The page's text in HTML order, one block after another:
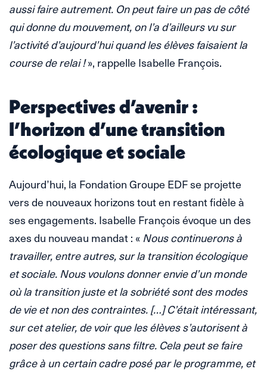
aussi faire autrement. On peut faire un pas de côté
qui donne du mouvement, on l’a d’ailleurs vu sur
l’activité d’aujourd’hui quand les élèves faisaient la
course de relai !», rappelle Isabelle François.
Perspectives d’avenir :
l’horizon d’une transition
écologique et sociale
Aujourd’hui, la Fondation Groupe EDF se projette
vers de nouveaux horizons tout en restant fidèle à
ses engagements. Isabelle François évoque un des
axes du nouveau mandat : « Nous continuerons à
travailler, entre autres, sur la transition écologique
et sociale. Nous voulons donner envie d’un monde
où la transition juste et la sobriété sont des modes
de vie et non des contraintes. […] C’était intéressant,
sur cet atelier, de voir que les élèves s’autorisent à
poser des questions sans filtre. Cela peut se faire
grâce à un certain cadre posé par le programme, et